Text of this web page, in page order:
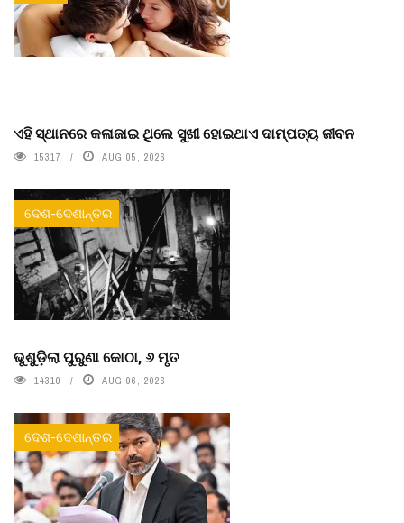
ଏହି ସ୍ଥାନରେ କଳାଜାଇ ଥିଲେ ସୁଖୀ ହୋଇଥାଏ ଦାମ୍ପତ୍ୟ ଜୀବନ
15317 AUG 05, 2026
ଦେଶ-ଦେଶାନ୍ତର
ଭୁଶୁଡ଼ିଲା ପୁରୁଣା କୋଠା, ୬ ମୃତ
14310 AUG 06, 2026
ଦେଶ-ଦେଶାନ୍ତର